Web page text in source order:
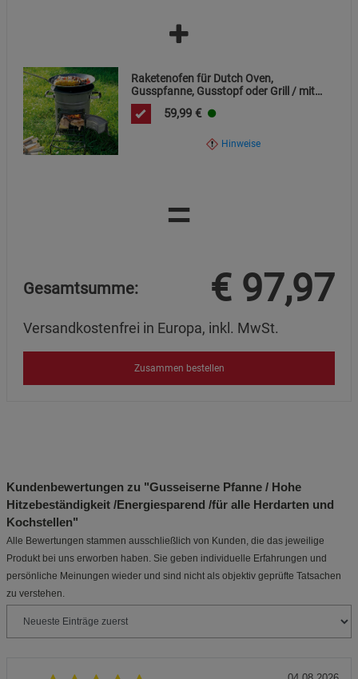
Raketenofen für Dutch Oven,
Gusspfanne, Gusstopf oder Grill / mit
Gusseiserner Kochplatte
59,99 €
Hinweise
=
Gesamtsumme: € 97,97
Versandkostenfrei in Europa, inkl. MwSt.
Zusammen bestellen
Kundenbewertungen zu "Gusseiserne Pfanne / Hohe
Hitzebeständigkeit /Energiesparend /für alle Herdarten und
Kochstellen"
Alle Bewertungen stammen ausschließlich von Kunden, die das jeweilige
Produkt bei uns erworben haben. Sie geben individuelle Erfahrungen und
persönliche Meinungen wieder und sind nicht als objektiv geprüfte Tatsachen
zu verstehen.